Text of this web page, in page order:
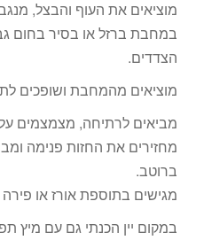
מוציאים את העוף והבצל,
במחבת ברזל או בסיר בחום
הצדדים.
מוציאים מהמחבת ושופכים
ברוטב.
מגישים בתוספת אורז או
במקום יין הכנתי גם עם מיץ